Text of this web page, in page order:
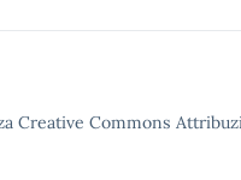
Creative Commons